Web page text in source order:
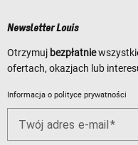
Newsletter Louis
Otrzymuj bezpłatnie
ofertach, okazjach lub
Informacja o polityce prywatności
Twój adres e-mail